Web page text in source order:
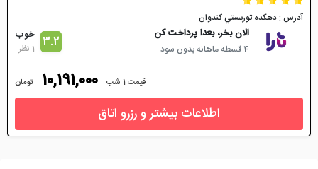
آدرس : دهكده توريستي كندوان
الان بخر، بعدا پرداخت کن
4 قسطه ماهانه بدون سود 3.2 خوب
1 نظر
قیمت 1 شب 10,191,000 تومان
اطلاعات بیشتر و رزرو اتاق